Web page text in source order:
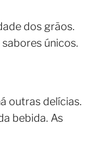
dos grãos.
únicos.
outras delícias.
bebida. As